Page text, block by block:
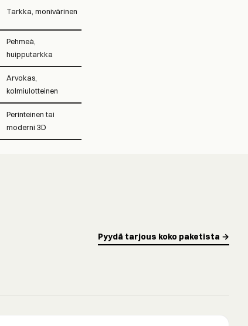
Tarkka, monivärinen
Pehmeä,
huipputarkka
Arvokas,
kolmiulotteinen
Perinteinen tai
moderni 3D
Pyydä tarjous koko paketista →